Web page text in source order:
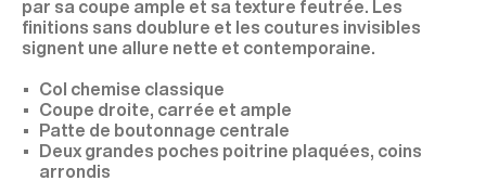
par sa coupe ample et sa texture feutrée. Les
finitions sans doublure et les coutures invisibles
signent une allure nette et contemporaine.
Col chemise classique
Coupe droite, carrée et ample
Patte de boutonnage centrale
Deux grandes poches poitrine plaquées, coins
arrondis